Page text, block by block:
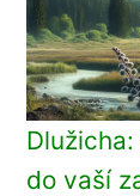
do vaší